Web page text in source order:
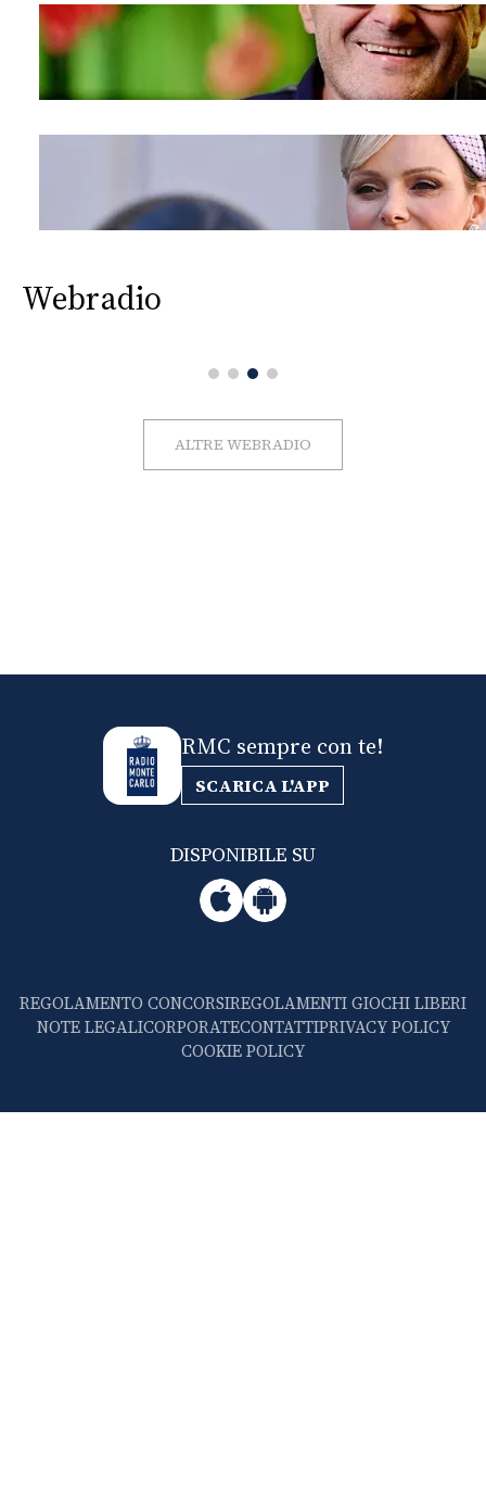
Webradio
ALTRE WEBRADIO
RMC sempre con te!
SCARICA L'APP
DISPONIBILE SU
REGOLAMENTO CONCORSIREGOLAMENTI GIOCHI LIBERI
NOTE LEGALICORPORATECONTATTIPRIVACY POLICY
COOKIE POLICY